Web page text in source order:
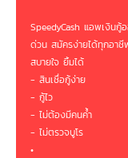
SpeedyCash แอพเงินกู้
ด่วน สมัครง่ายได้ทุกอาชี
สบายใจ ยิ้มได้
- สินเชื่อกู้ง่าย
- กู้ไว
- ไม่ต้องมีคนค้ำ
- ไม่ตรวจบูโร
•